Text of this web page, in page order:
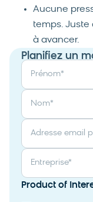
Aucune
temps. Juste
à avancer.
Planifiez un
Prénom*
Nom*
Adresse email
Entreprise*
Product of